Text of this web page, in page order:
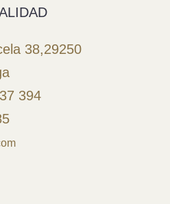
38,29250
394